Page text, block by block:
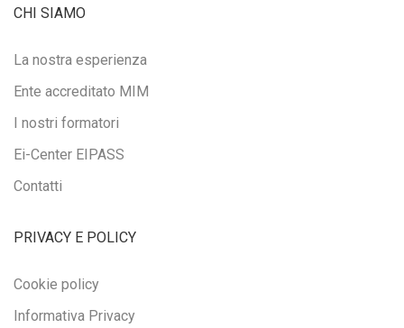
CHI SIAMO
La nostra esperienza
Ente accreditato MIM
I nostri formatori
Ei-Center EIPASS
Contatti
PRIVACY E POLICY
Cookie policy
Informativa Privacy